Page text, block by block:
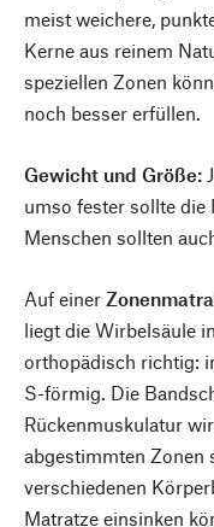
meist weichere,
Kerne aus reinem
speziellen Zonen
noch besser erfüllen.
Gewicht und Größe:
umso fester sollte die
Menschen sollten
Auf einer
liegt die Wirbelsäule
orthopädisch richtig:
S-förmig. Die
Rückenmuskulatur
abgestimmten Zonen
verschiedenen
Matratze einsinken